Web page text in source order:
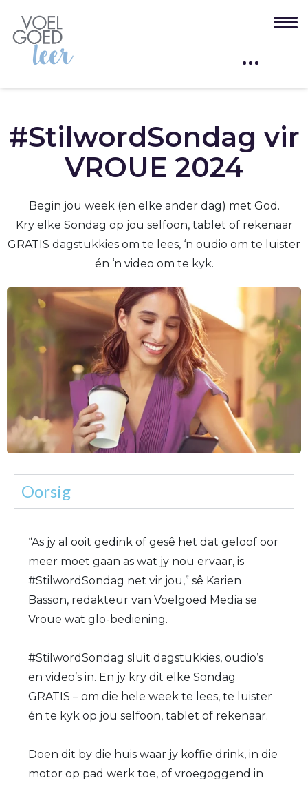
#StilwordSondag vir
VROUE 2024
Begin jou week (en elke ander dag) met God.
Kry elke Sondag op jou selfoon, tablet of rekenaar
GRATIS dagstukkies om te lees, ‘n oudio om te luister
én ‘n video om te kyk.
Oorsig
“As jy al ooit gedink of gesê het dat geloof oor
meer moet gaan as wat jy nou ervaar, is
#StilwordSondag net vir jou,” sê Karien
Basson, redakteur van Voelgoed Media se
Vroue wat glo-bediening.
#StilwordSondag sluit dagstukkies, oudio’s
en video’s in. En jy kry dit elke Sondag
GRATIS – om die hele week te lees, te luister
én te kyk op jou selfoon, tablet of rekenaar.
Doen dit by die huis waar jy koffie drink, in die
motor op pad werk toe, of vroegoggend in